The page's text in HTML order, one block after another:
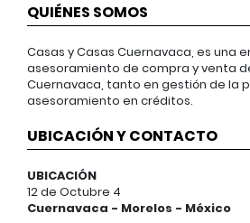
QUIÉNES SOMOS
Casas y Casas Cuernavaca, es una
asesoramiento de compra y venta
Cuernavaca, tanto en gestión de la
asesoramiento en créditos.
UBICACIÓN Y CONTACTO
UBICACIÓN
12 de Octubre 4
Cuernavaca - Morelos - México